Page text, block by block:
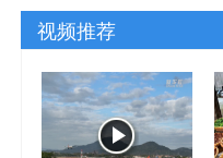
视频推荐